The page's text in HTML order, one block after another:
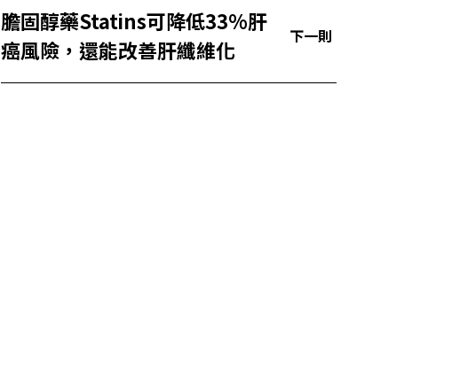
膽固醇藥Statins可降低33%肝
癌風險，還能改善肝纖維化
下一則